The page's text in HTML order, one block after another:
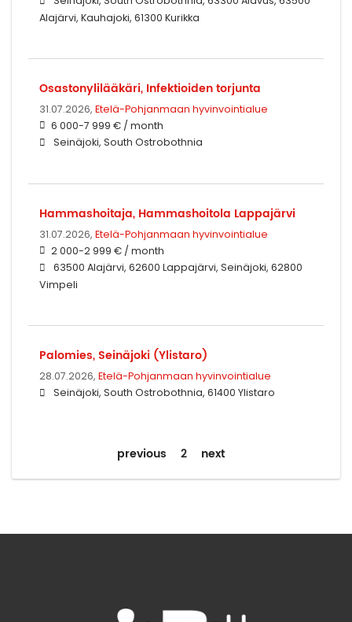
Alajärvi, Kauhajoki, 61300 Kurikka
Osastonylilääkäri, Infektioiden torjunta
31.07.2026, Etelä-Pohjanmaan hyvinvointialue
6 000-7 999 € / month
Seinäjoki, South Ostrobothnia
Hammashoitaja, Hammashoitola Lappajärvi
31.07.2026, Etelä-Pohjanmaan hyvinvointialue
2 000-2 999 € / month
63500 Alajärvi, 62600 Lappajärvi, Seinäjoki, 62800
Vimpeli
Palomies, Seinäjoki (Ylistaro)
28.07.2026, Etelä-Pohjanmaan hyvinvointialue
Seinäjoki, South Ostrobothnia, 61400 Ylistaro
previous 2 next